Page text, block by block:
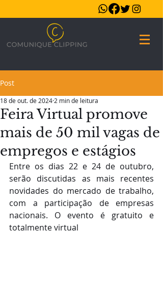
Post
Feira Virtual promove
mais de 50 mil vagas de
empregos e estágios
18 de out. de 2024 2 min de leitura
Entre os dias 22 e 24 de outubro,
serão discutidas as mais recentes
novidades do mercado de trabalho,
com a participação de empresas
nacionais. O evento é gratuito e
totalmente virtual